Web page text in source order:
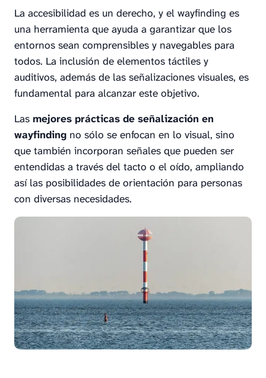
La accesibilidad es un derecho, y el wayfinding es
una herramienta que ayuda a garantizar que los
entornos sean comprensibles y navegables para
todos. La inclusión de elementos táctiles y
auditivos, además de las señalizaciones visuales, es
fundamental para alcanzar este objetivo.
Las mejores prácticas de señalización en
wayfinding no sólo se enfocan en lo visual, sino
que también incorporan señales que pueden ser
entendidas a través del tacto o el oído, ampliando
así las posibilidades de orientación para personas
con diversas necesidades.